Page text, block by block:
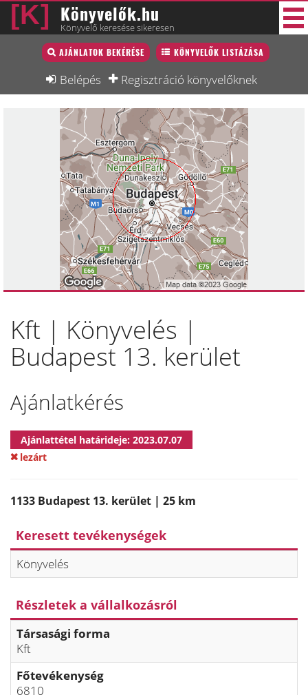
Könyvelők.hu
Könyvelő keresése sikeresen
AJÁNLATOK BEKÉRÉSE KÖNYVELŐK LISTÁZÁSA
Belépés Regisztráció könyvelőknek
Könyvelő lista
Könyvelési munkák
Képzésnaptár
Kft | Könyvelés |
Budapest 13. kerület
Ajánlatkérés
Ajánlattétel határideje: 2023.07.07
lezárt
1133 Budapest 13. kerület | 25 km
Keresett tevékenységek
Könyvelés
Részletek a vállalkozásról
Társasági forma
Kft
Főtevékenység
6810